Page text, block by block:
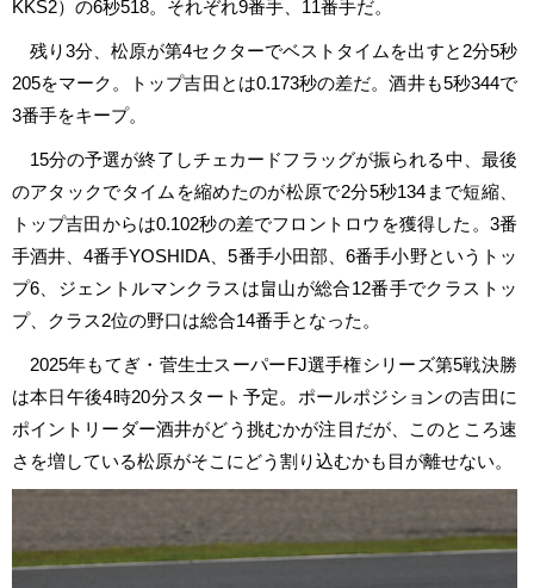
KKS2）の6秒518。それぞれ9番手、11番手だ。
残り3分、松原が第4セクターでベストタイムを出すと2分5秒
205をマーク。トップ吉田とは0.173秒の差だ。酒井も5秒344で
3番手をキープ。
15分の予選が終了しチェカードフラッグが振られる中、最後
のアタックでタイムを縮めたのが松原で2分5秒134まで短縮、
トップ吉田からは0.102秒の差でフロントロウを獲得した。3番
手酒井、4番手YOSHIDA、5番手小田部、6番手小野というトッ
プ6、ジェントルマンクラスは畠山が総合12番手でクラストッ
プ、クラス2位の野口は総合14番手となった。
2025年もてぎ・菅生士スーパーFJ選手権シリーズ第5戦決勝
は本日午後4時20分スタート予定。ポールポジションの吉田に
ポイントリーダー酒井がどう挑むかが注目だが、このところ速
さを増している松原がそこにどう割り込むかも目が離せない。